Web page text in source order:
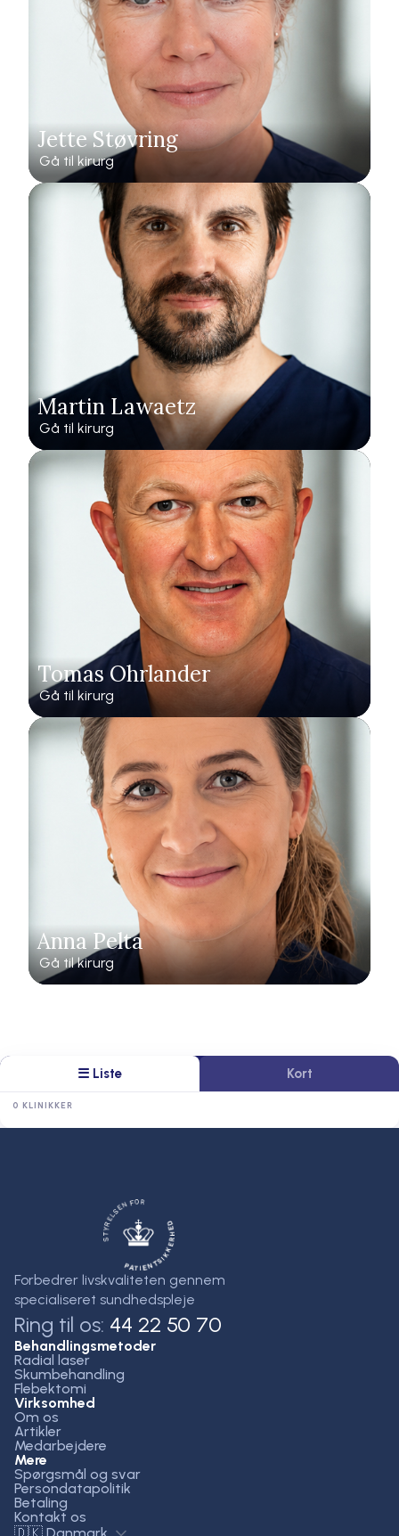
Jette Støvring
Gå til kirurg
Martin Lawaetz
Gå til kirurg
Tomas Ohrlander
Gå til kirurg
Anna Pelta
Gå til kirurg
☰ Liste Kort
0 KLINIKKER
Forbedrer livskvaliteten gennem
specialiseret sundhedspleje
Ring til os: 44 22 50 70
Behandlingsmetoder
Radial laser
Skumbehandling
Flebektomi
Virksomhed
Om os
Artikler
Medarbejdere
Mere
Spørgsmål og svar
Persondatapolitik
Betaling
Kontakt os